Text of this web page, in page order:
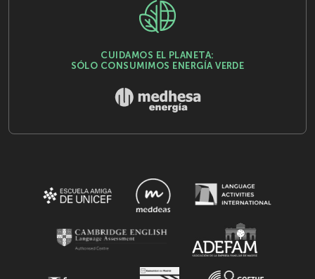
CUIDAMOS EL PLANETA:
SÓLO CONSUMIMOS ENERGÍA VERDE